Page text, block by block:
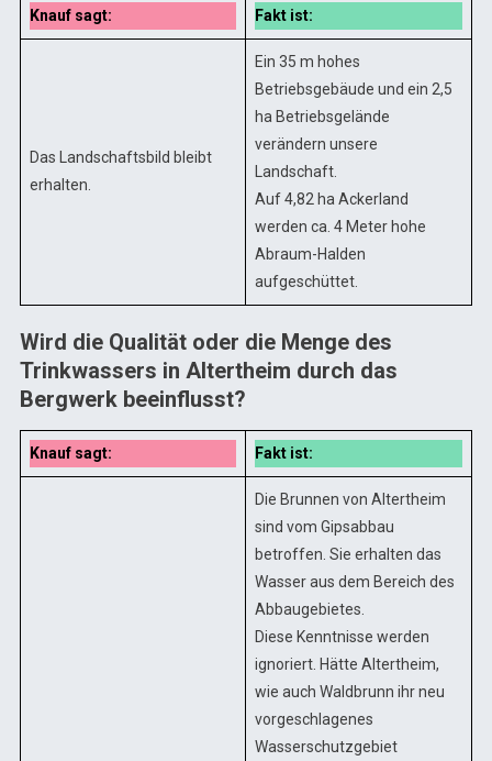
Knauf sagt: Fakt ist:
Das Landschaftsbild bleibt
erhalten.
Ein 35 m hohes
Betriebsgebäude und ein 2,5
ha Betriebsgelände
verändern unsere
Landschaft.
Auf 4,82 ha Ackerland
werden ca. 4 Meter hohe
Abraum-Halden
aufgeschüttet.
Wird die Qualität oder die Menge des
Trinkwassers in Altertheim durch das
Bergwerk beeinflusst?
Knauf sagt: Fakt ist:
Die Brunnen von Altertheim
sind vom Gipsabbau
betroffen. Sie erhalten das
Wasser aus dem Bereich des
Abbaugebietes.
Diese Kenntnisse werden
ignoriert. Hätte Altertheim,
wie auch Waldbrunn ihr neu
vorgeschlagenes
Wasserschutzgebiet